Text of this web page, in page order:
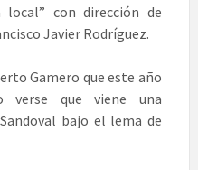
local” con dirección de
Javier Rodríguez.
Gamero que este año
verse que viene una
bajo el lema de